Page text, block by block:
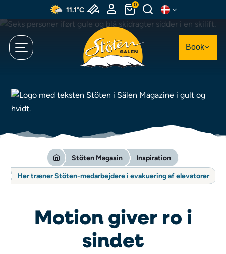
til
11.1°C
0
Book
Stöten Magasin Inspiration
Her træner Stöten-medarbejdere i evakuering af elevatorer
Motion giver ro i
sindet